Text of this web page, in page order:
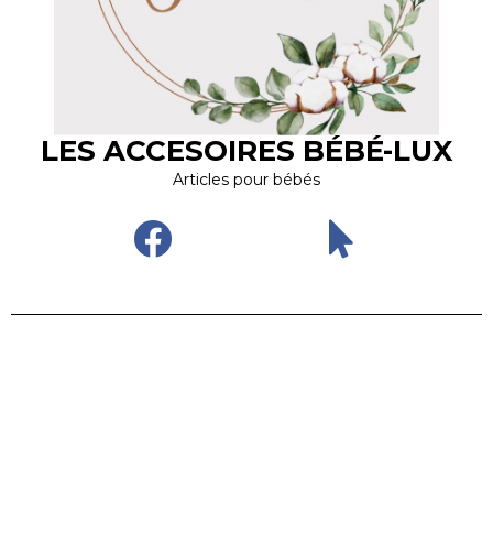
LES ACCESOIRES BÉBÉ-LUX
Articles pour bébés